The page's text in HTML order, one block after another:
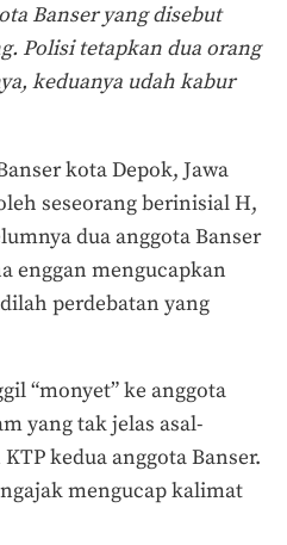
Banser yang disebut
Polisi tetapkan dua orang
keduanya udah kabur
kota Depok, Jawa
seseorang berinisial H,
dua anggota Banser
enggan mengucapkan
perdebatan yang
“monyet” ke anggota
yang tak jelas asal-
kedua anggota Banser.
mengucap kalimat